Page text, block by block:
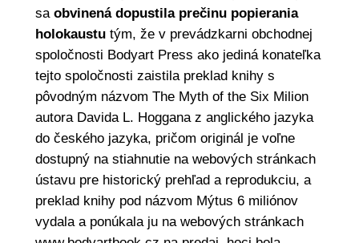
saobvinená dopustila prečinu popierania
holokaustutým, že v prevádzkarni obchodnej
spoločnosti Bodyart Press ako jediná konateľka
tejto spoločnosti zaistila preklad knihy s
pôvodným názvom The Myth of the Six Milion
autora Davida L. Hoggana z anglického jazyka
do českého jazyka, pričom originál je voľne
dostupný na stiahnutie na webových stránkach
ústavu pre historický prehľad a reprodukciu, a
preklad knihy pod názvom Mýtus 6 miliónov
vydala a ponúkala ju na webových stránkach